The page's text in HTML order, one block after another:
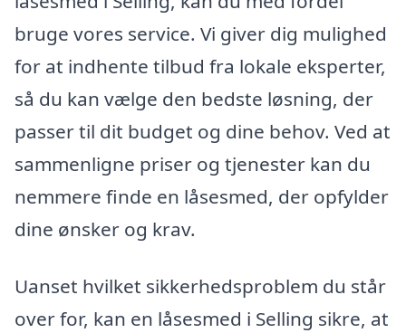
bruge vores service. Vi giver dig mulighed
for at indhente tilbud fra lokale eksperter,
så du kan vælge den bedste løsning, der
passer til dit budget og dine behov. Ved at
sammenligne priser og tjenester kan du
nemmere finde en låsesmed, der opfylder
dine ønsker og krav.
Uanset hvilket sikkerhedsproblem du står
over for, kan en låsesmed i Selling sikre, at